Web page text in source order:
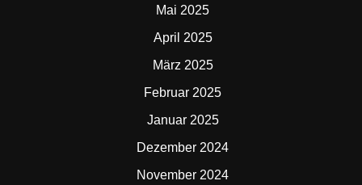
Mai 2025
April 2025
März 2025
Februar 2025
Januar 2025
Dezember 2024
November 2024